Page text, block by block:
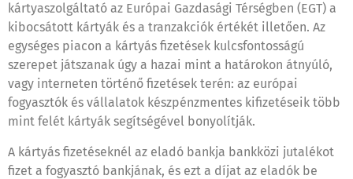
kártyaszolgáltató az Európai Gazdasági Térségben (EGT) a
kibocsátott kártyák és a tranzakciók értékét illetően. Az
egységes piacon a kártyás fizetések kulcsfontosságú
szerepet játszanak úgy a hazai mint a határokon átnyúló,
vagy interneten történő fizetések terén: az európai
fogyasztók és vállalatok készpénzmentes kifizetéseik több
mint felét kártyák segítségével bonyolítják.
A kártyás fizetéseknél az eladó bankja bankközi jutalékot
fizet a fogyasztó bankjának, és ezt a díjat az eladók be